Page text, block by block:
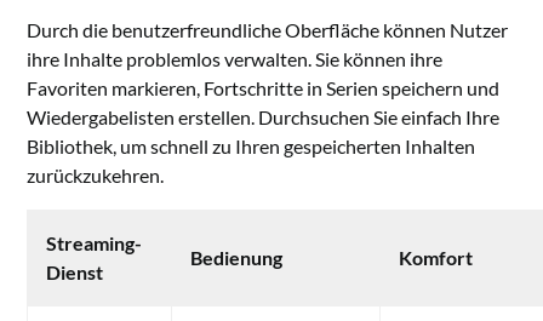
Durch die benutzerfreundliche Oberfläche können Nutzer
ihre Inhalte problemlos verwalten. Sie können ihre
Favoriten markieren, Fortschritte in Serien speichern und
Wiedergabelisten erstellen. Durchsuchen Sie einfach Ihre
Bibliothek, um schnell zu Ihren gespeicherten Inhalten
zurückzukehren.
Streaming-
Dienst
Bedienung Komfort